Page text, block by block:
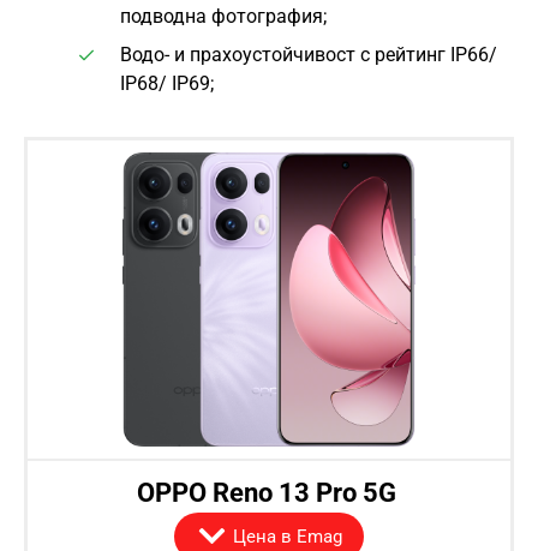
подводна фотография;
Водо- и прахоустойчивост с рейтинг IP66/
IP68/ IP69;
OPPO Reno 13 Pro 5G
Цена в Emag